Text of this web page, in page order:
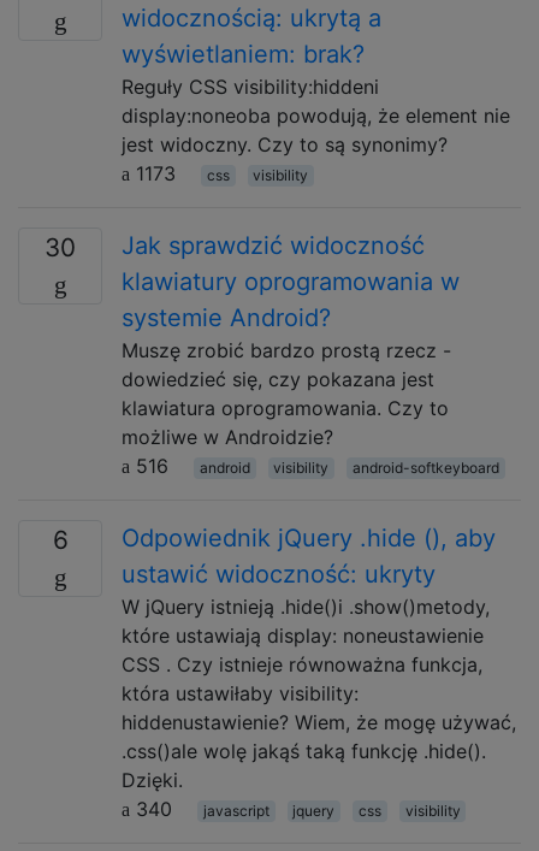
widocznością: ukrytą a
wyświetlaniem: brak?
Reguły CSS visibility:hiddeni
display:noneoba powodują, że element nie
jest widoczny. Czy to są synonimy?
1173
css visibility
30
Jak sprawdzić widoczność
klawiatury oprogramowania w
systemie Android?
Muszę zrobić bardzo prostą rzecz -
dowiedzieć się, czy pokazana jest
klawiatura oprogramowania. Czy to
możliwe w Androidzie?
516
android visibility android-softkeyboard
6
Odpowiednik jQuery .hide (), aby
ustawić widoczność: ukryty
W jQuery istnieją .hide()i .show()metody,
które ustawiają display: noneustawienie
CSS . Czy istnieje równoważna funkcja,
która ustawiłaby visibility:
hiddenustawienie? Wiem, że mogę używać,
.css()ale wolę jakąś taką funkcję .hide().
Dzięki.
340
javascript jquery css visibility